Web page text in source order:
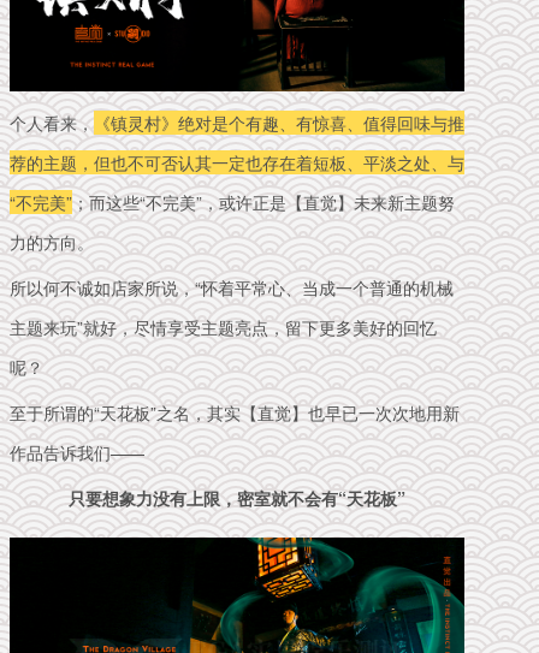
个人看来， 《镇灵村》绝对是个有趣、有惊喜、值得回味与推
荐的主题，但也不可否认其一定也存在着短板、平淡之处、与
“不完美”；而这些“不完美”，或许正是【直觉】未来新主题努
力的方向。
所以何不诚如店家所说，“怀着平常心、当成一个普通的机械
主题来玩”就好，尽情享受主题亮点，留下更多美好的回忆
呢？
至于所谓的“天花板”之名，其实【直觉】也早已一次次地用新
作品告诉我们——
只要想象力没有上限，密室就不会有“天花板”